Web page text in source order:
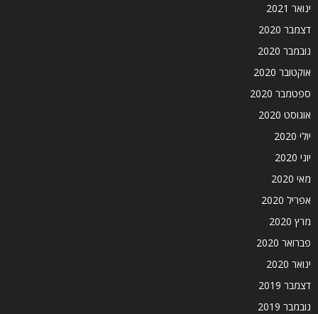
ינואר 2021
דצמבר 2020
נובמבר 2020
אוקטובר 2020
ספטמבר 2020
אוגוסט 2020
יולי 2020
יוני 2020
מאי 2020
אפריל 2020
מרץ 2020
פברואר 2020
ינואר 2020
דצמבר 2019
נובמבר 2019